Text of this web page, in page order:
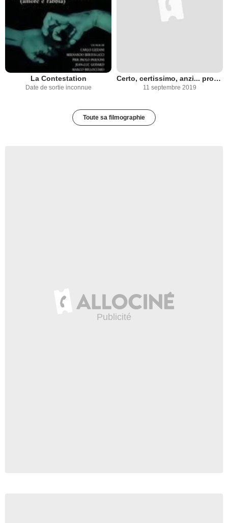
La Contestation
Date de sortie inconnue
Certo, certissimo, anzi... probabile
11 septembre 2019
Toute sa filmographie